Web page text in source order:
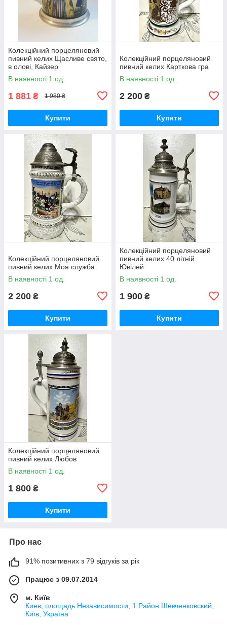
Колекційний порцеляновий
пивний келих Щасливе свято,
в олові, Кайзер
В наявності 1 од.
1 881 ₴ 1 980 ₴
Купити
Колекційний порцеляновий
пивний келих Карткова гра
В наявності 1 од.
2 200 ₴
Купити
Колекційний порцеляновий
пивний келих Моя служба
В наявності 1 од.
2 200 ₴
Купити
Колекційний порцеляновий
пивний келих 40 літній
Ювілей
В наявності 1 од.
1 900 ₴
Купити
Колекційний порцеляновий
пивний келих Любов
В наявності 1 од.
1 800 ₴
Купити
Про нас
91% позитивних з 79 відгуків за рік
Працює з 09.07.2014
м. Київ
Киев, площадь Независимости, 1 Район Шевченковский,
Київ, Україна